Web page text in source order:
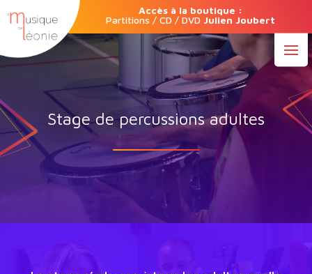
Accès à la boutique :
Partitions / CD / DVD Julien Joubert
Stage de percussions adultes